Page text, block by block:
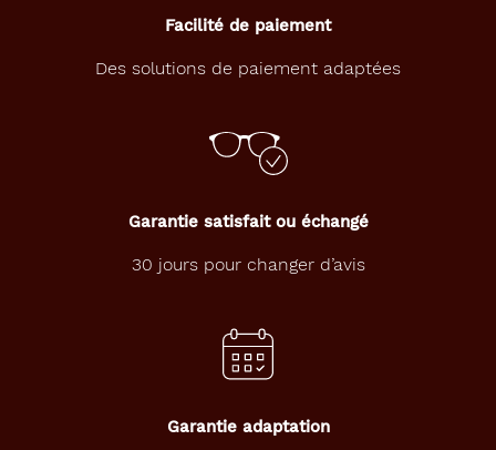
Facilité de paiement
Des solutions de paiement adaptées
Garantie satisfait ou échangé
30 jours pour changer d’avis
Garantie adaptation